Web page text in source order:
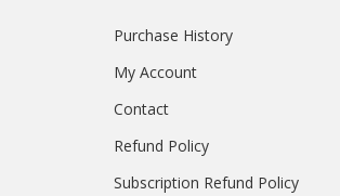
Purchase History
My Account
Contact
Refund Policy
Subscription Refund Policy